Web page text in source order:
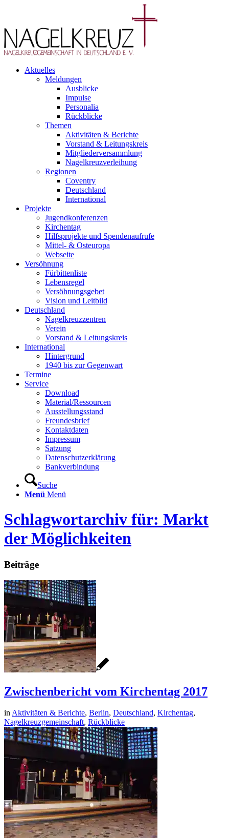
Aktuelles
Meldungen
Ausblicke
Impulse
Personalia
Rückblicke
Themen
Aktivitäten & Berichte
Vorstand & Leitungskreis
Mitgliederversammlung
Nagelkreuzverleihung
Regionen
Coventry
Deutschland
International
Projekte
Jugendkonferenzen
Kirchentag
Hilfsprojekte und Spendenaufrufe
Mittel- & Osteuropa
Webseite
Versöhnung
Fürbittenliste
Lebensregel
Versöhnungsgebet
Vision und Leitbild
Deutschland
Nagelkreuzzentren
Verein
Vorstand & Leitungskreis
International
Hintergrund
1940 bis zur Gegenwart
Termine
Service
Download
Material/Ressourcen
Ausstellungsstand
Freundesbrief
Kontaktdaten
Impressum
Satzung
Datenschutzerklärung
Bankverbindung
Suche
Menü Menü
Schlagwortarchiv für: Markt
der Möglichkeiten
Beiträge
Zwischenbericht vom Kirchentag 2017
inAktivitäten & Berichte, Berlin, Deutschland, Kirchentag,
Nagelkreuzgemeinschaft, Rückblicke